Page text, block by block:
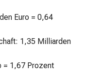
Euro = 0,64
1,35 Milliarden
= 1,67 Prozent